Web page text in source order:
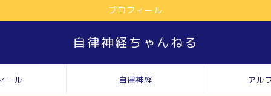
プロフィール
自律神経ちゃんねる
ール 自律神経 アル